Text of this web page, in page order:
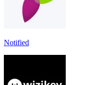
Notified